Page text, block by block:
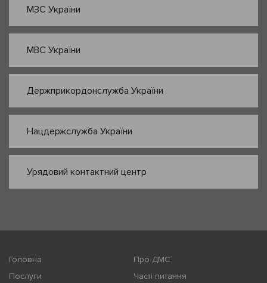
МЗС України
МВС України
Держприкордонслужба України
Нацдержслужба України
Урядовий контактний центр
Головна
Про ДМС
Послуги
Часті питання